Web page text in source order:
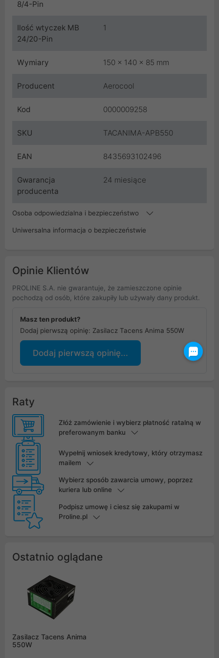
8/4-Pin
Ilość wtyczek MB
24/20-Pin
1
Wymiary 150 x 140 x 85 mm
Producent Aerocool
Kod 0000009258
SKU TACANIMA-APB550
EAN 8435693102496
Gwarancja
producenta
24 miesiące
Osoba odpowiedzialna i bezpieczeństwo
Uniwersalna informacja o bezpieczeństwie
Opinie Klientów
PROLINE S.A. nie gwarantuje, że zamieszczone opinie
pochodzą od osób, które zakupiły lub używały dany produkt.
Masz ten produkt?
Dodaj pierwszą opinię: Zasilacz Tacens Anima 550W
Dodaj pierwszą opinię...
Raty
Złóż zamówienie i wybierz płatność ratalną w
preferowanym banku
Wypełnij wniosek kredytowy, który otrzymasz
mailem
Wybierz sposób zawarcia umowy, poprzez
kuriera lub online
Podpisz umowę i ciesz się zakupami w
Proline.pl
Ostatnio oglądane
Zasilacz Tacens Anima
550W